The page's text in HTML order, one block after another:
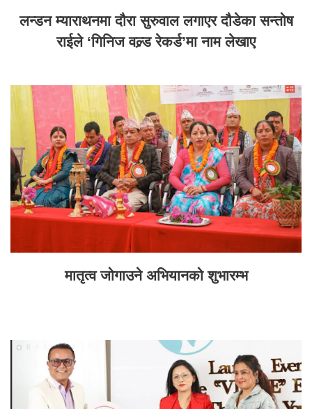
लन्डन म्याराथनमा दौरा सुरुवाल लगाएर दौडेका सन्तोष
राईले ‘गिनिज वल्र्ड रेकर्ड’मा नाम लेखाए
मातृत्व जोगाउने अभियानको शुभारम्भ